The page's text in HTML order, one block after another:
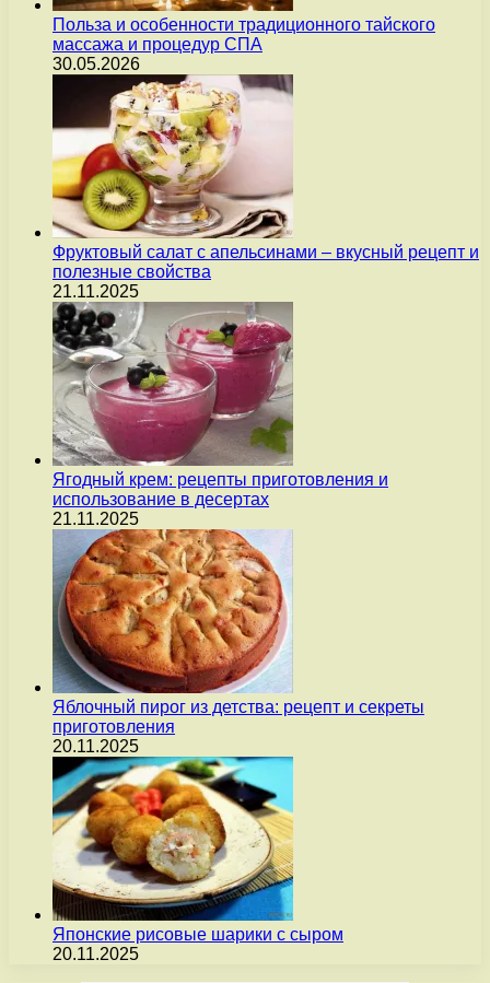
Польза и особенности традиционного тайского
массажа и процедур СПА
30.05.2026
Фруктовый салат с апельсинами – вкусный рецепт и
полезные свойства
21.11.2025
Ягодный крем: рецепты приготовления и
использование в десертах
21.11.2025
Яблочный пирог из детства: рецепт и секреты
приготовления
20.11.2025
Японские рисовые шарики с сыром
20.11.2025